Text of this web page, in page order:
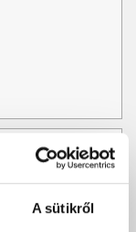
A sütikről